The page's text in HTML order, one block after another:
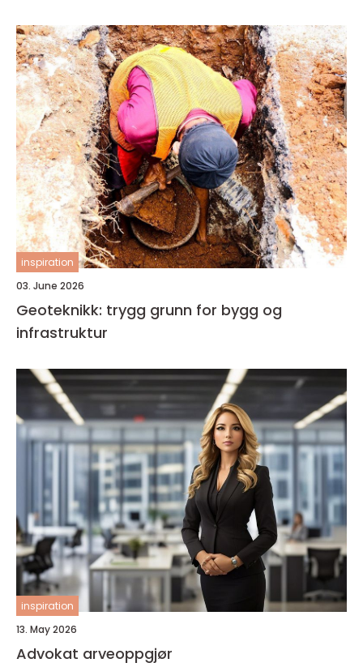
inspiration
03. June 2026
Geoteknikk: trygg grunn for bygg og
infrastruktur
inspiration
13. May 2026
Advokat arveoppgjør